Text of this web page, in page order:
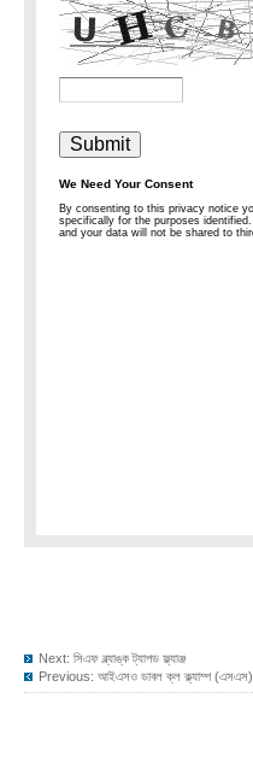
Next: সিএফ ব্ল্যাঙ্ক ট্যাপড ফ্ল্যাঞ্জ
Previous: আইএসও ডাবল ক্ল ক্ল্যাম্প (এসএস)